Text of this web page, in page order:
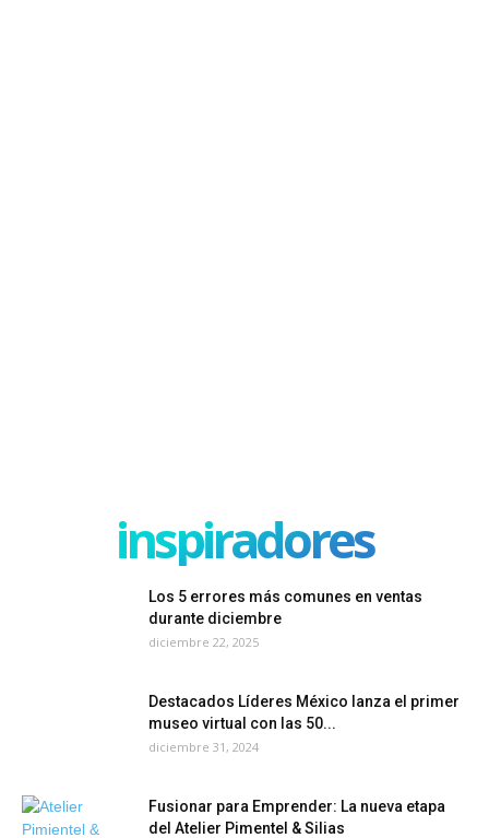
inspiradores
Los 5 errores más comunes en ventas
durante diciembre
diciembre 22, 2025
Destacados Líderes México lanza el primer
museo virtual con las 50...
diciembre 31, 2024
Fusionar para Emprender: La nueva etapa
del Atelier Pimentel & Silias